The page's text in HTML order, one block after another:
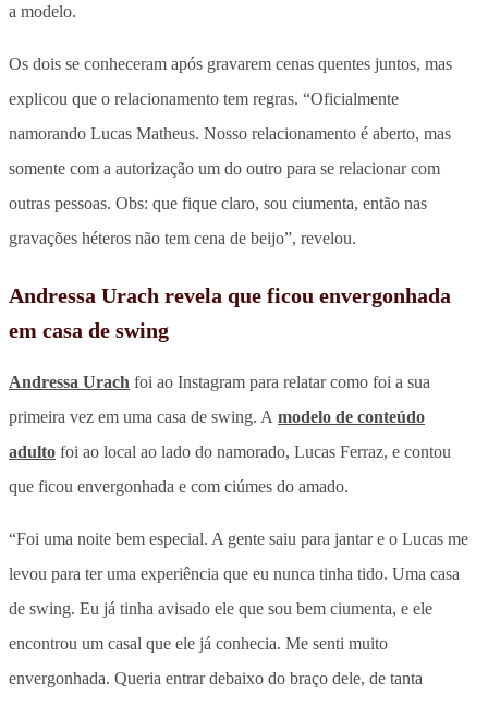
a modelo.
Os dois se conheceram após gravarem cenas quentes juntos, mas
explicou que o relacionamento tem regras. “Oficialmente
namorando Lucas Matheus. Nosso relacionamento é aberto, mas
somente com a autorização um do outro para se relacionar com
outras pessoas. Obs: que fique claro, sou ciumenta, então nas
gravações héteros não tem cena de beijo”, revelou.
Andressa Urach revela que ficou envergonhada
em casa de swing
Andressa Urach foi ao Instagram para relatar como foi a sua
primeira vez em uma casa de swing. A modelo de conteúdo
adulto foi ao local ao lado do namorado, Lucas Ferraz, e contou
que ficou envergonhada e com ciúmes do amado.
“Foi uma noite bem especial. A gente saiu para jantar e o Lucas me
levou para ter uma experiência que eu nunca tinha tido. Uma casa
de swing. Eu já tinha avisado ele que sou bem ciumenta, e ele
encontrou um casal que ele já conhecia. Me senti muito
envergonhada. Queria entrar debaixo do braço dele, de tanta